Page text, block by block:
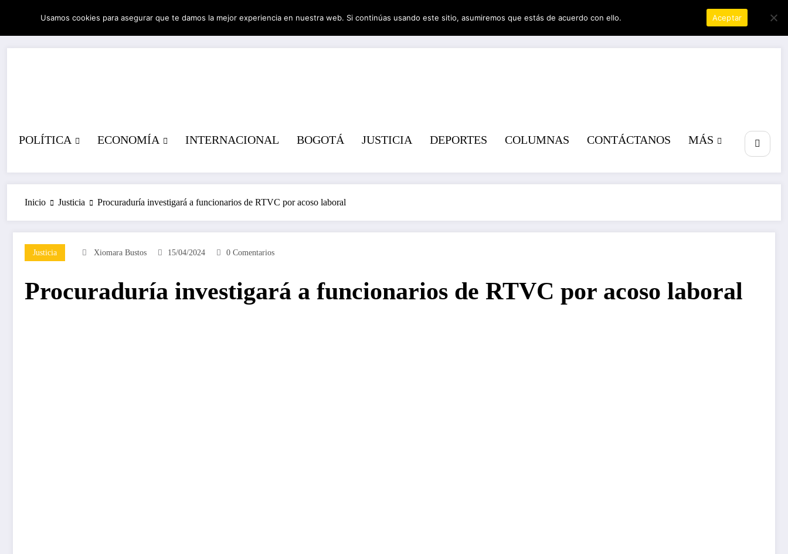
contenido
07/08/2026 6:51:58 AM
POLÍTICA ECONOMÍA INTERNACIONAL BOGOTÁ JUSTICIA DEPORTES COLUMNAS CONTÁCTANOS MÁS
Inicio Justicia Procuraduría investigará a funcionarios de RTVC por acoso laboral
Justicia Xiomara Bustos 15/04/2024 0 Comentarios
Procuraduría investigará a funcionarios de RTVC por acoso laboral
Usamos cookies para asegurar que te damos la mejor experiencia en nuestra web. Si continúas usando este sitio, asumiremos que estás de acuerdo con ello. Aceptar